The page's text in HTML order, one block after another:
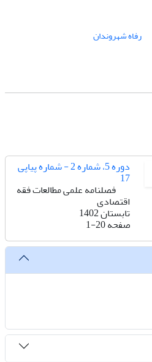
رفاه شهروندان
دوره 5، شماره 2 - شماره پیاپی
17
فصلنامه علمی مطالعات فقه
اقتصادی
تابستان 1402
صفحه1-20